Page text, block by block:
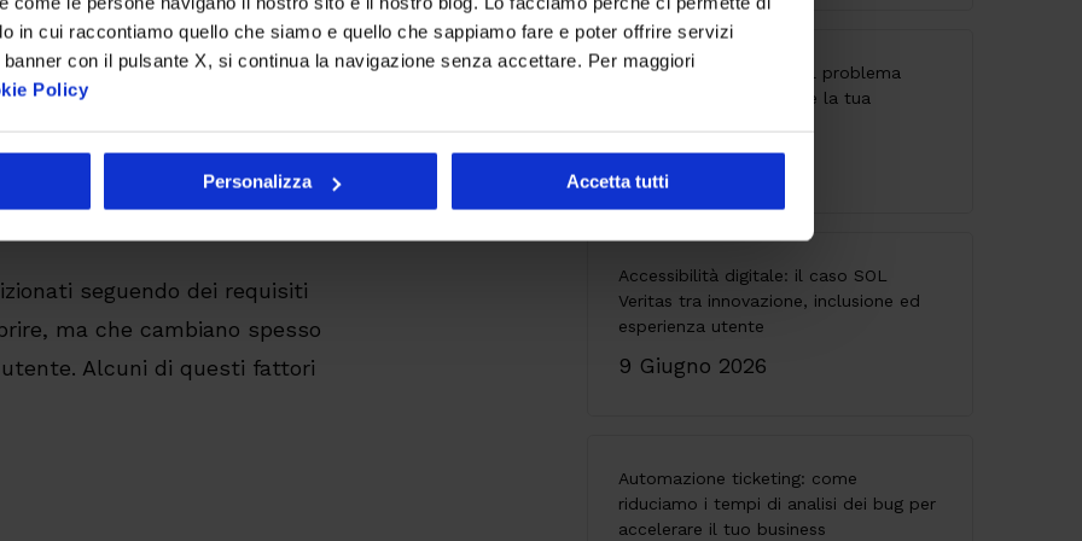
in cui raccontiamo quello che siamo e quello che sappiamo fare e poter offrire servizi
con il pulsante X, si continua la navigazione senza accettare. Per maggiori
Policy
Personalizza Accetta tutti
di questo risultato:
e
seguendo dei requisiti
ma che cambiano spesso
Alcuni di questi fattori
API senza governance: il problema
invisibile che indebolisce la tua
Accessibilità digitale: il caso SOL
Veritas tra innovazione, inclusione ed
esperienza utente
9 Giugno 2026
Automazione ticketing: come
riduciamo i tempi di analisi dei bug per
accelerare il tuo business